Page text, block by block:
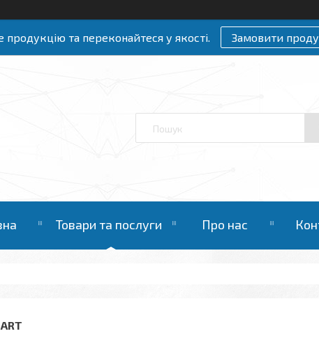
продукцію та переконайтеся у якості. Замовити
Товари та послуги Про нас